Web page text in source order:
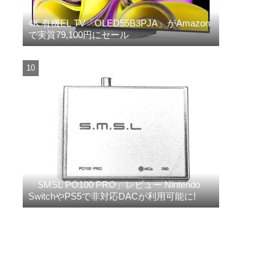
4K 有機EL TV「OLED55B3PJA」がAmazon
で実質79,100円にセール
「SMSL PO100 PRO」レビュー Nintendo
SwitchやPS5で非対応DACが利用可能に!